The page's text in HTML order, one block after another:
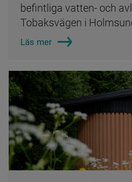
befintliga vatten- och
Tobaksvägen i
Läs mer